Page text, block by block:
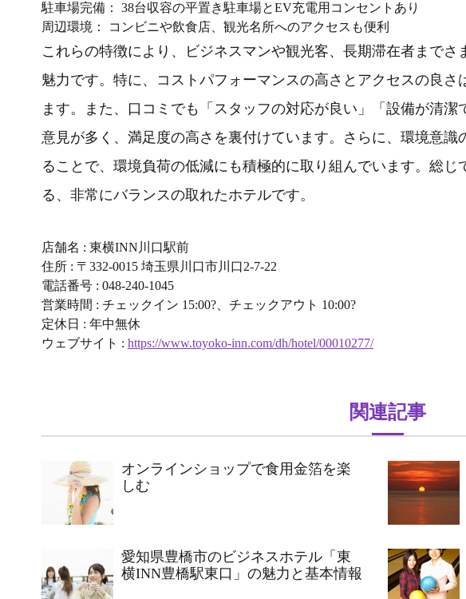
駐車場完備： 38台収容の平置き駐車場とEV充電用コンセントあり
周辺環境： コンビニや飲食店、観光名所へのアクセスも便利
これらの特徴により、ビジネスマンや観光客、長期滞在者まで
魅力です。特に、コストパフォーマンスの高さとアクセスの良
ます。また、口コミでも「スタッフの対応が良い」「設備が清
意見が多く、満足度の高さを裏付けています。さらに、環境意
ることで、環境負荷の低減にも積極的に取り組んでいます。総じ
る、非常にバランスの取れたホテルです。
店舗名 : 東横INN川口駅前
住所 : 〒332-0015 埼玉県川口市川口2-7-22
電話番号 : 048-240-1045
営業時間 : チェックイン 15:00?、チェックアウト 10:00?
定休日 : 年中無休
ウェブサイト : https://www.toyoko-inn.com/dh/hotel/00010277/
関連記事
オンラインショップで食用金箔を楽
しむ
愛知県豊橋市のビジネスホテル「東
横INN豊橋駅東口」の魅力と基本情報